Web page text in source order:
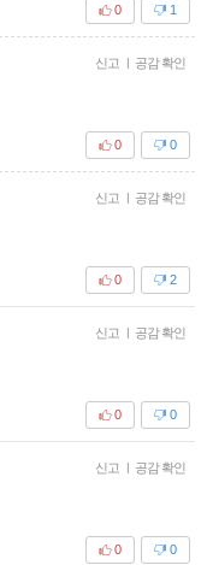
1
0
신고 | 공감 확인
0
0
신고 | 공감 확인
2
0
신고 | 공감 확인
0
0
신고 | 공감 확인
0
0